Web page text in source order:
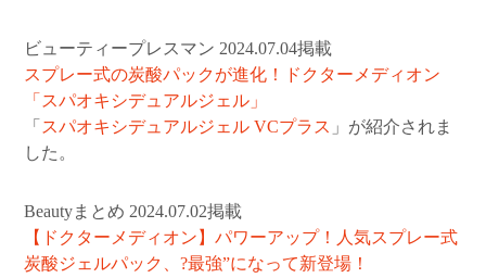
ビューティープレスマン 2024.07.04掲載
スプレー式の炭酸パックが進化！ドクターメディオン
「スパオキシデュアルジェル」
「 スパオキシデュアルジェル VCプラス 」が紹介されま
した。
Beautyまとめ 2024.07.02掲載
【ドクターメディオン】パワーアップ！人気スプレー式
炭酸ジェルパック、?最強”になって新登場！